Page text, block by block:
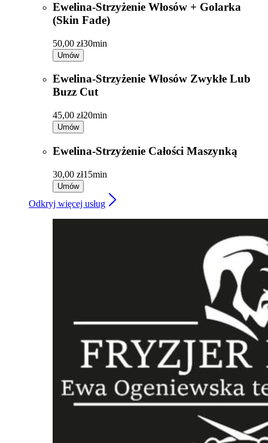
Ewelina-Strzyżenie Włosów + Golarka
(Skin Fade)
50,00 zł30min
Umów
Ewelina-Strzyżenie Włosów Zwykłe Lub
Buzz Cut
45,00 zł20min
Umów
Ewelina-Strzyżenie Całości Maszynką
30,00 zł15min
Umów
Odkryj więcej usług